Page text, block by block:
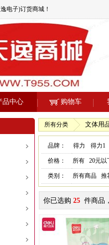
电子)订货商城！
品中心 购物车
所有分类 文体用
品牌： 得力 得力1
价格： 所有 20元以
类别： 所有商品 推
你已选购 25 件商品